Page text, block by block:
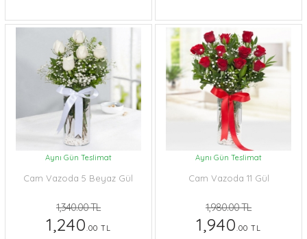
Aynı Gün Teslimat
Cam Vazoda 5 Beyaz Gül
1,340.00 TL
1,240.00 TL
Aynı Gün Teslimat
Cam Vazoda 11 Gül
1,980.00 TL
1,940.00 TL